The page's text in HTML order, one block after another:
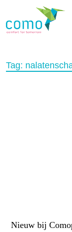
Tag:
Nieuw bij